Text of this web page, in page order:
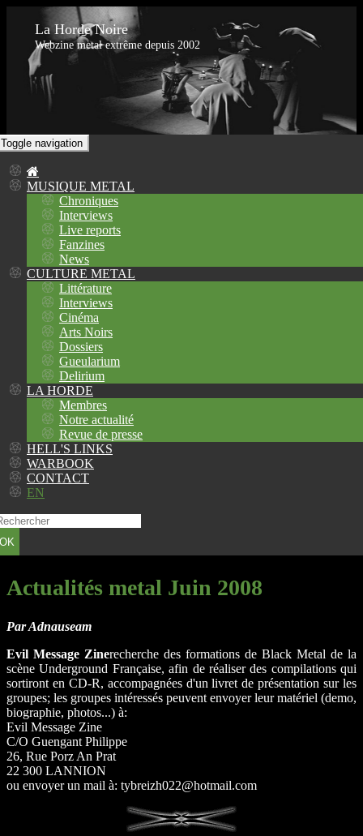
La Horde Noire
Webzine metal extrême depuis 2002
Toggle navigation
MUSIQUE METAL
Chroniques
Interviews
Live reports
Fanzines
News
CULTURE METAL
Littérature
Interviews
Cinéma
Arts Noirs
Dossiers
Gueularium
Delirium
LA HORDE
Membres
Notre actualité
Revue de presse
HELL'S LINKS
WARBOOK
CONTACT
EN
OK
Actualités metal Juin 2008
Par Adnauseam
Evil Message Zinerecherche des formations de Black Metal de la
scène Underground Française, afin de réaliser des compilations qui
sortiront en CD-R, accompagnées d'un livret de présentation sur les
groupes; les groupes intéressés peuvent envoyer leur matériel (demo,
biographie, photos...) à:
Evil Message Zine
C/O Guengant Philippe
26, Rue Porz An Prat
22 300 LANNION
ou envoyer un mail à: tybreizh022@hotmail.com